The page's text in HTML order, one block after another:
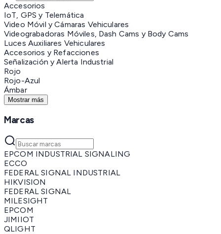
Accesorios
IoT, GPS y Telemática
Video Móvil y Cámaras Vehiculares
Videograbadoras Móviles, Dash Cams y Body Cams
Luces Auxiliares Vehiculares
Accesorios y Refacciones
Señalización y Alerta Industrial
Rojo
Rojo-Azul
Ámbar
Mostrar más
Marcas
EPCOM INDUSTRIAL SIGNALING
ECCO
FEDERAL SIGNAL INDUSTRIAL
HIKVISION
FEDERAL SIGNAL
MILESIGHT
EPCOM
JIMIIOT
QLIGHT